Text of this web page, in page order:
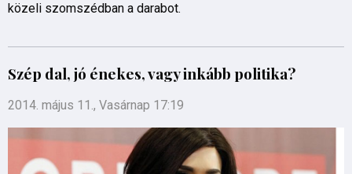
közeli szomszédban a darabot.
Szép dal, jó énekes, vagy inkább politika?
2014. május 11., Vasárnap 17:19